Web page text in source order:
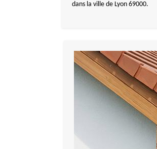
dans la ville de Lyon 69000.